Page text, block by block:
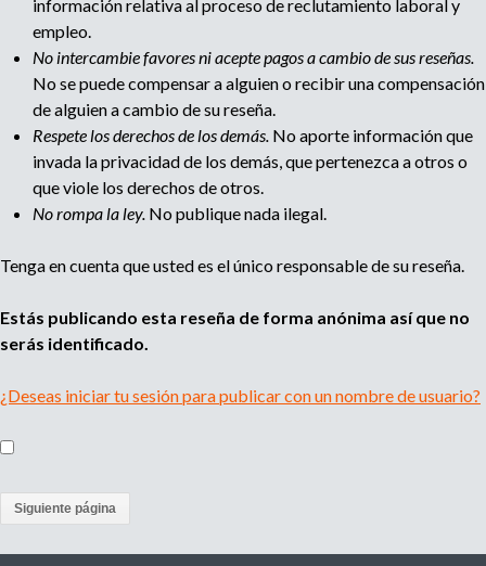
información relativa al proceso de reclutamiento laboral y
empleo.
No intercambie favores ni acepte pagos a cambio de sus reseñas.
No se puede compensar a alguien o recibir una compensación
de alguien a cambio de su reseña.
Respete los derechos de los demás. No aporte información que
invada la privacidad de los demás, que pertenezca a otros o
que viole los derechos de otros.
No rompa la ley. No publique nada ilegal.
Tenga en cuenta que usted es el único responsable de su reseña.
Estás publicando esta reseña de forma anónima así que no
serás identificado.
¿Deseas iniciar tu sesión para publicar con un nombre de usuario?